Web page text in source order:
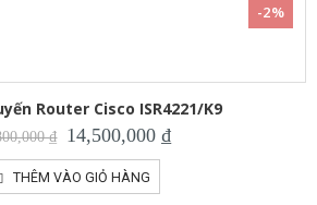
-2%
Router Cisco ISR4221/K9
₫ Giá
là:
14,800,000 ₫.
14,500,000 ₫Giá
THÊM VÀO GIỎ HÀNG